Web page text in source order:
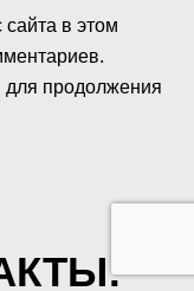
в этом
для продолжения